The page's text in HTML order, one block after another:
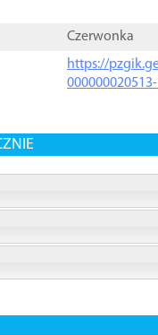
Czerwonka
https://